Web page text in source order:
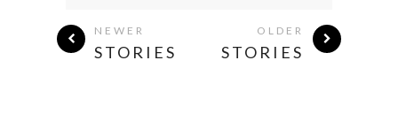
NEWER
STORIES
OLDER
STORIES